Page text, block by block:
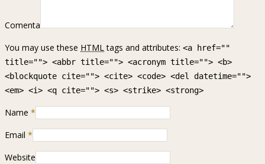
Comenta
You may use these HTMLtags and attributes: <a href=""
title=""> <abbr title=""> <acronym title=""> <b>
<blockquote cite=""> <cite> <code> <del datetime="">
<em> <i> <q cite=""> <s> <strike> <strong>
Name *
Email *
Website